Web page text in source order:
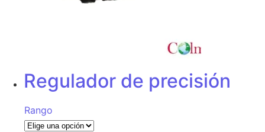
Regulador de precisión
Rango